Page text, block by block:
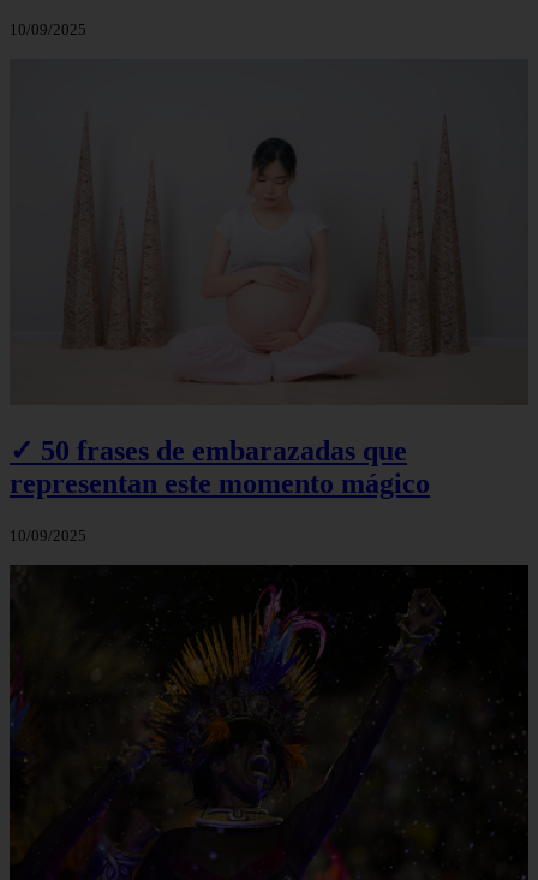
10/09/2025
✓ 50 frases de embarazadas que
representan este momento mágico
10/09/2025